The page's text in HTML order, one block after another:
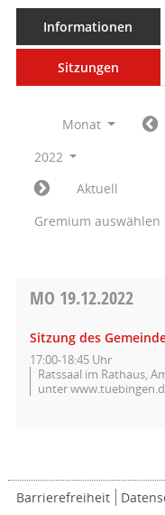
Informationen
Sitzungen
Monat
2022
Aktuell
Gremium auswählen
MO 19.12.2022
Sitzung des
17:00-18:45 Uhr
Ratssaal im Rathaus,
unter
Barrierefreiheit